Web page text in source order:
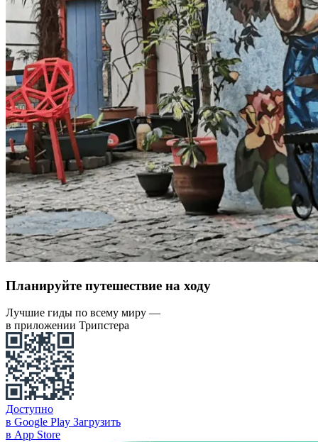
Планируйте путешествие на ходу
Лучшие гиды по всему миру —
в приложении Трипстера
Доступно
в Google Play Загрузить
в App Store